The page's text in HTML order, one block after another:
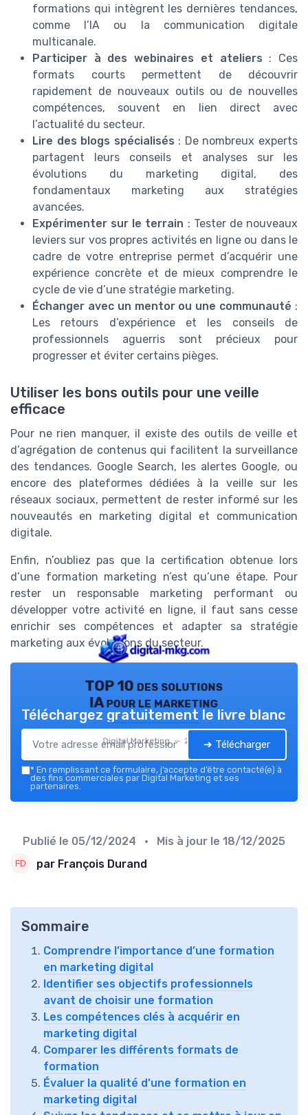
formations qui intègrent les dernières tendances,
comme l’IA ou la communication digitale
multicanale.
Participer à des webinaires et ateliers : Ces
formats courts permettent de découvrir
rapidement de nouveaux outils ou de nouvelles
compétences, souvent en lien direct avec
l’actualité du secteur.
Lire des blogs spécialisés : De nombreux experts
partagent leurs conseils et analyses sur les
évolutions du marketing digital, des
fondamentaux marketing aux stratégies
avancées.
Expérimenter sur le terrain : Tester de nouveaux
leviers sur vos propres activités en ligne ou dans le
cadre de votre entreprise permet d’acquérir une
expérience concrète et de mieux comprendre le
cycle de vie d’une stratégie marketing.
Échanger avec un mentor ou une communauté :
Les retours d’expérience et les conseils de
professionnels aguerris sont précieux pour
progresser et éviter certains pièges.
Utiliser les bons outils pour une veille
efficace
Pour ne rien manquer, il existe des outils de veille et
d’agrégation de contenus qui facilitent la surveillance
des tendances. Google Search, les alertes Google, ou
encore des plateformes dédiées à la veille sur les
réseaux sociaux, permettent de rester informé sur les
nouveautés en marketing digital et communication
digitale.
Enfin, n’oubliez pas que la certification obtenue lors
d’une formation marketing n’est qu’une étape. Pour
rester un responsable marketing performant ou
développer votre activité en ligne, il faut sans cesse
enrichir ses compétences et adapter sa stratégie
marketing aux évolutions du secteur.
TOP 10 des solutions
IA pour le marketing
Digital Marketing — 2026
Téléchargez gratuitement le livre blanc
➔ Télécharger
* En remplissant ce formulaire, j’accepte d’être contacté(e) à
des fins commerciales par Digital Marketing et ses
partenaires.
Publié le 05/12/2024 • Mis à jour le 18/12/2025
par François Durand
Sommaire
Comprendre l’importance d’une formation
en marketing digital
Identifier ses objectifs professionnels
avant de choisir une formation
Les compétences clés à acquérir en
marketing digital
Comparer les différents formats de
formation
Évaluer la qualité d’une formation en
marketing digital